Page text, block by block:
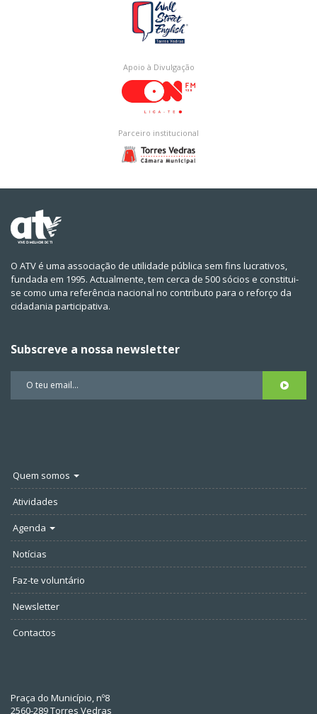
Apoio à Divulgação
Parceiro institucional
O ATV é uma associação de utilidade pública sem fins lucrativos,
fundada em 1995. Actualmente, tem cerca de 500 sócios e constitui-
se como uma referência nacional no contributo para o reforço da
cidadania participativa.
Subscreve a nossa newsletter
Quem somos
Atividades
Agenda
Notícias
Faz-te voluntário
Newsletter
Contactos
Praça do Município, nº8
2560-289 Torres Vedras